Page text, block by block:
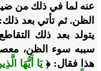
عنه لما في ذلك من
الظن. ثم تأتي بعد
يتولد بعد ذلك
سببه سوء الظن،
هذا فقال: ﴿يَا أَيُّهَا